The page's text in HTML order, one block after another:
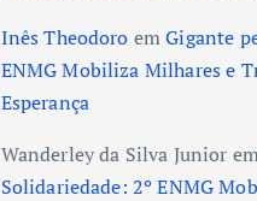
Inês Theodoro emGigante
ENMG Mobiliza Milhares e
Esperança
Wanderley da Silva Junior
Solidariedade: 2º ENMG